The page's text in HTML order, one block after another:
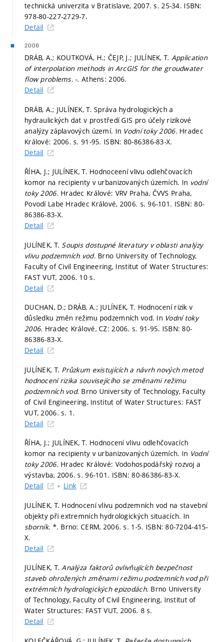
technická univerzita v Bratislave, 2007.s. 25-34. ISBN:
978-80-227-2729-7.
Detail
2006
DRÁB, A.; KOUTKOVÁ, H.; ČEJP, J.; JULÍNEK, T. Application
of interpolation methods in ArcGIS for the groudwater
flow problems.-. Athens: 2006.
Detail
DRÁB, A.; JULÍNEK, T. Správa hydrologických a
hydraulických dat v prostředí GIS pro účely rizikové
analýzy záplavových území. In Vodní toky 2006. Hradec
Králové: 2006.s. 91-95. ISBN: 80-86386-83-X.
Detail
ŘÍHA, J.; JULÍNEK, T. Hodnoceení vlivu odlehčovacích
komor na recipienty v urbanizovaných územích. In vodní
toky 2006. Hradec Králové: VRV Praha, ČVVS Praha,
Povodí Labe Hradec Králové, 2006. s. 96-101. ISBN: 80-
86386-83-X.
Detail
JULÍNEK, T. Soupis dostupné literatury v oblasti analýzy
vlivu podzemních vod. Brno University of Technology,
Faculty of Civil Engineering, Institut of Water Structures:
FAST VUT, 2006. 10 s.
Detail
DUCHAN, D.; DRÁB, A.; JULÍNEK, T. Hodnocení rizik v
důsledku změn režimu podzemních vod. In Vodní toky
2006. Hradec Králové, CZ: 2006. s. 91-95. ISBN: 80-
86386-83-X.
Detail
JULÍNEK, T. Průzkum existujících a návrh nových metod
hodnocení rizika souvisejícího se změnami režimu
podzemních vod. Brno University of Technology, Faculty
of Civil Engineering, Institut of Water Structures: FAST
VUT, 2006.s. 1.
Detail
ŘÍHA, J.; JULÍNEK, T. Hodnocení vlivu odlehčovacích
komor na recipienty v urbanizovaných územích. In Vodní
toky 2006. Hradec Králové: Vodohospodářský rozvoj a
výstavba, 2006.s. 96-101. ISBN: 80-86386-83-X.
Detail
Link
JULÍNEK, T. Hodnocení vlivu podzemních vod na stavební
objekty při extremních hydrologických situacích. In
sborník. *. Brno: CERM, 2006.s. 1-5. ISBN: 80-7204-415-
X.
Detail
JULÍNEK, T.Analýza faktorů ovlivňujících bezpečnost
staveb ohrožených změnami režimu podzemních vod při
extrémních hydrologických epizodách. Brno University
of Technology, Faculty of Civil Engineering, Institut of
Water Structures: FAST VUT, 2006. 8 s.
Detail